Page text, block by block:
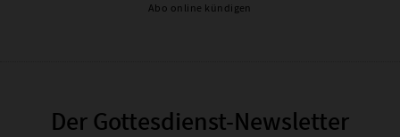
Abo online kündigen
Der Gottesdienst-Newsletter